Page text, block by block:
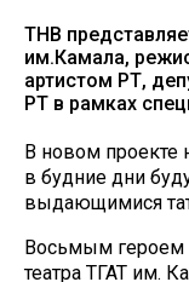
ТНВ
им.Камала,
артистом РТ,
РТ в рамках
В новом проекте
в будние дни
выдающимися
Восьмым героем
театра ТГАТ им.